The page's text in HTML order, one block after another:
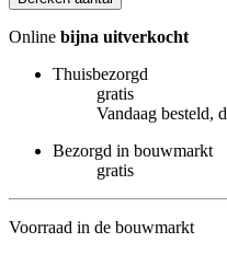
Online bijna uitverkocht
Thuisbezorgd
gratis
Vandaag besteld,
Bezorgd in bouwmarkt
gratis
Voorraad in de bouwmarkt